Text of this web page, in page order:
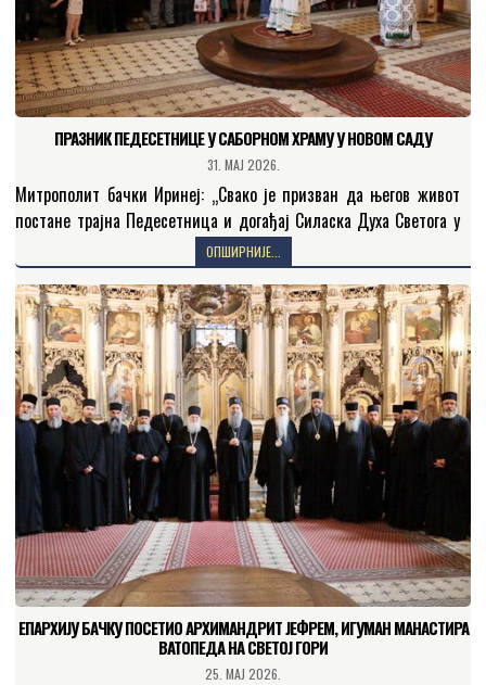
ПРАЗНИК ПЕДЕСЕТНИЦЕ У САБОРНОМ ХРАМУ У НОВОМ САДУ
31. МАЈ 2026.
Митрополит бачки Иринеј: „Свако је призван да његов живот
постане трајна Педесетница и догађај Силаска Духа Светога у
маломе кроз наш живот.ˮ У недељу свете…
ОПШИРНИЈЕ...
ЕПАРХИЈУ БАЧКУ ПОСЕТИО АРХИМАНДРИТ ЈЕФРЕМ, ИГУМАН МАНАСТИРА
ВАТОПЕДА НА СВЕТОЈ ГОРИ
25. МАЈ 2026.